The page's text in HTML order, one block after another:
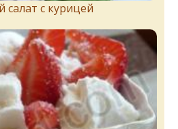
салат с курицей